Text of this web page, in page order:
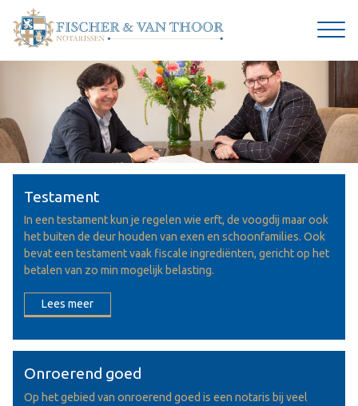
Testament
In een testament kun je regelen wie erft, de voogdij maar ook
het buiten de deur houden van exen en schoonfamilies. Ook
bevat een testament vaak fiscale ingrediënten, gericht op het
betalen van zo min mogelijk belasting.
Lees meer
Onroerend goed
Op het gebied van onroerend goed is een notaris bij veel